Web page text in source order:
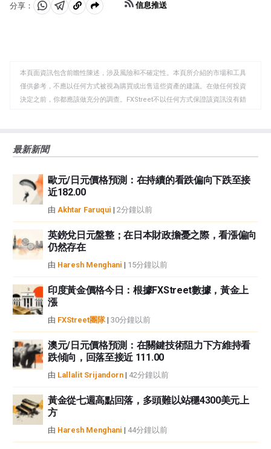
分享：
分 分 複
板
信息推送
本頁面資訊包含前瞻性陳述，涉及風險和不確定性。本頁所介紹的市場和工具
僅供參考，不應以任何方式被視為購買或出售這些資產的建議。在做任何投資
決定之前，你都應該做充分的調查。FXStreet不以任何方式保證該資訊沒有錯
觀點，並不代表FXStreet或其廣告商的官方政策或立場。作者不對本頁連結的
如果文章正文中沒有明確提到，在撰寫本文時，作者在本文中提到的任何股票
中都沒有頭寸，也沒有與文中提到的任何公司有業務關係。除了FXStreet，作
者沒有收到撰寫這篇文章的報酬。
性不作任何陳述。FXStreet和作者將不承擔任何錯誤，遺漏或任何損失，傷害
或損害由此資訊及其顯示或使用引起的。錯誤和遺漏除外。本文作者和
FXStreet並非註冊投資顧問，本文內容無意提供任何投資建議。
最新新聞
歐元/日元價格預測：在持續的看跌偏向下跌至接
近182.00
由 Akhtar Faruqui | 2分鐘以前
英鎊兌日元盤整；在日本財政擔憂之際，看漲偏向
仍然存在
由 Haresh Menghani | 15分鐘以前
印度黃金價格今日：根據FXStreet數據，黃金上
漲
由 FXStreet團隊| 30分鐘以前
澳元/日元價格預測：在關鍵技術阻力下方維持看
跌傾向，回落至接近 111.00
由 Lallalit Srijandorn | 42分鐘以前
黃金從七週高點回落，多頭難以站穩4300美元上
方
由 Haresh Menghani | 44分鐘以前